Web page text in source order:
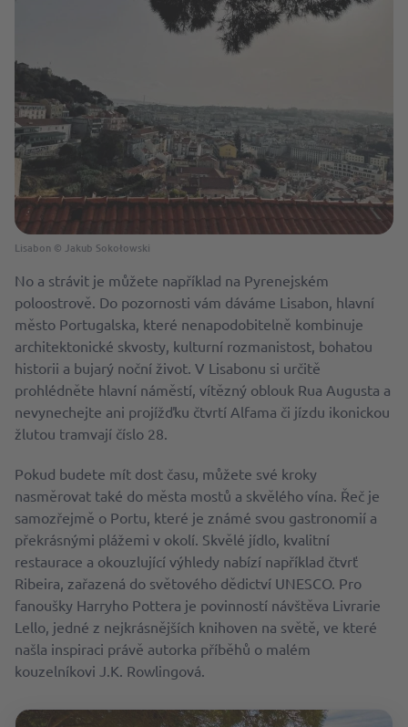
Lisabon © Jakub Sokołowski
No a strávit je můžete například na Pyrenejském
poloostrově. Do pozornosti vám dáváme Lisabon, hlavní
město Portugalska, které nenapodobitelně kombinuje
architektonické skvosty, kulturní rozmanistost, bohatou
historii a bujarý noční život. V Lisabonu si určitě
prohlédněte hlavní náměstí, vítězný oblouk Rua Augusta a
nevynechejte ani projížďku čtvrtí Alfama či jízdu ikonickou
žlutou tramvají číslo 28.
Pokud budete mít dost času, můžete své kroky
nasměrovat také do města mostů a skvělého vína. Řeč je
samozřejmě o Portu, které je známé svou gastronomií a
překrásnými plážemi v okolí. Skvělé jídlo, kvalitní
restaurace a okouzlující výhledy nabízí například čtvrť
Ribeira, zařazená do světového dědictví UNESCO. Pro
fanoušky Harryho Pottera je povinností návštěva Livrarie
Lello, jedné z nejkrásnějších knihoven na světě, ve které
našla inspiraci právě autorka příběhů o malém
kouzelníkovi J.K. Rowlingová.